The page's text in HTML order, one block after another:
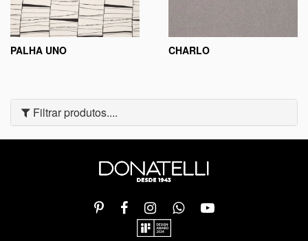
PALHA UNO CHARLO
Filtrar produtos....